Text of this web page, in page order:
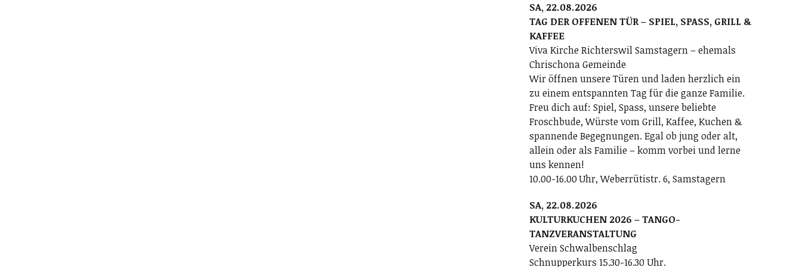
SA, 22.08.2026
TAG DER OFFENEN TÜR – SPIEL, SPASS, GRILL &
KAFFEE
Viva Kirche Richterswil Samstagern – ehemals
Chrischona Gemeinde
Wir öffnen unsere Türen und laden herzlich ein
zu einem entspannten Tag für die ganze Familie.
Freu dich auf: Spiel, Spass, unsere beliebte
Froschbude, Würste vom Grill, Kaffee, Kuchen &
spannende Begegnungen. Egal ob jung oder alt,
allein oder als Familie – komm vorbei und lerne
uns kennen!
10.00-16.00 Uhr, Weberrütistr. 6, Samstagern
SA, 22.08.2026
KULTURKUCHEN 2026 – TANGO-
TANZVERANSTALTUNG
Verein Schwalbenschlag
Schnupperkurs 15.30-16.30 Uhr.